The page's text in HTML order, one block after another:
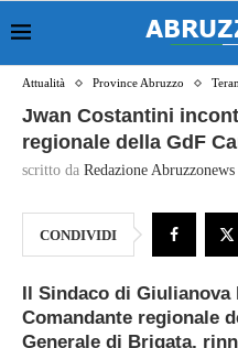
Attualità Province Abruzzo
Jwan Costantini
regionale della GdF
scritto da Redazione Abruzzonews
CONDIVIDI
Il Sindaco di
Comandante regionale
Generale di Brigata,